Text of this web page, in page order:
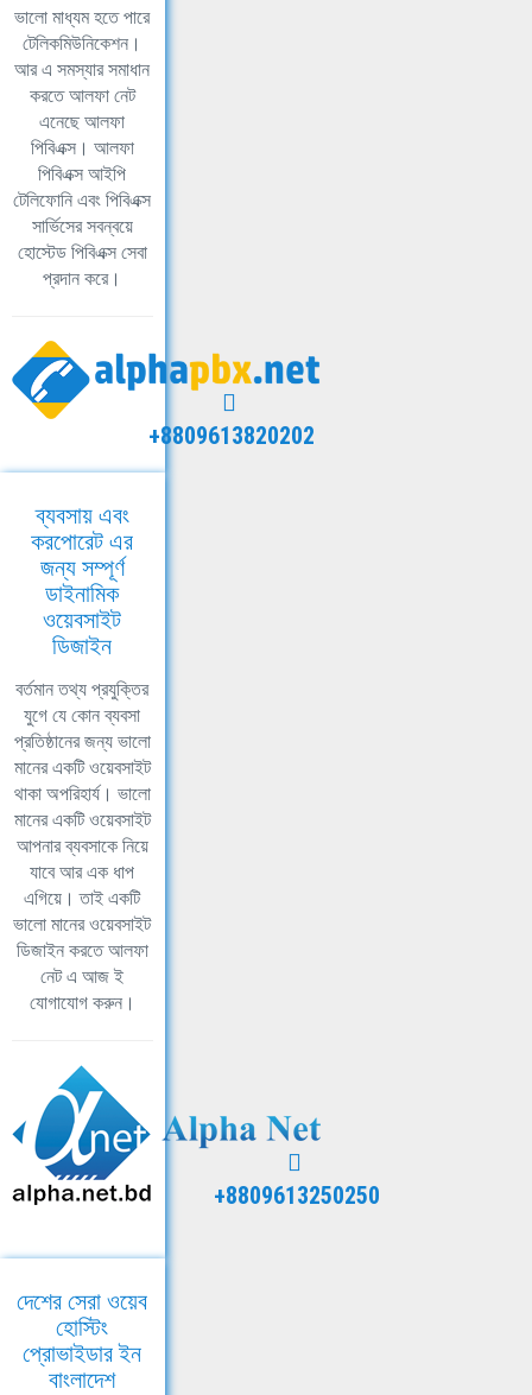
ভালো মাধ্যম হতে পারে
টেলিকমিউনিকেশন।
আর এ সমস্যার সমাধান
করতে আলফা নেট
এনেছে আলফা
পিবিএক্স। আলফা
পিবিএক্স আইপি
টেলিফোনি এবং পিবিএক্স
সার্ভিসের সবন্বয়ে
হোস্টেড পিবিএক্স সেবা
প্রদান করে।
+8809613820202
ব্যবসায় এবং
করপোরেট এর
জন্য সম্পূর্ণ
ডাইনামিক
ওয়েবসাইট
ডিজাইন
বর্তমান তথ্য প্রযুক্তির
যুগে যে কোন ব্যবসা
প্রতিষ্ঠানের জন্য ভালো
মানের একটি ওয়েবসাইট
থাকা অপরিহার্য। ভালো
মানের একটি ওয়েবসাইট
আপনার ব্যবসাকে নিয়ে
যাবে আর এক ধাপ
এগিয়ে। তাই একটি
ভালো মানের ওয়েবসাইট
ডিজাইন করতে আলফা
নেট এ আজ ই
যোগাযোগ করুন।
+8809613250250
দেশের সেরা ওয়েব
হোস্টিং
প্রোভাইডার ইন
বাংলাদেশ